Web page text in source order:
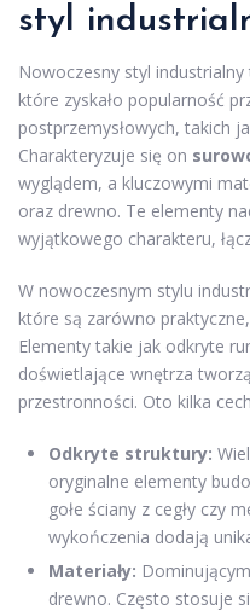
styl
Nowoczesny styl
które zyskało popularność
postprzemysłowych, takich
Charakteryzuje się on
wyglądem, a kluczowymi
oraz drewno. Te elementy
wyjątkowego charakteru,
W nowoczesnym stylu
które są zarówno
Elementy takie jak odkryte
doświetlające wnętrza
przestronności. Oto kilka
Odkryte struktury:
oryginalne elementy
gołe ściany z cegły czy
wykończenia dodają
Materiały:
drewno. Często stosuje